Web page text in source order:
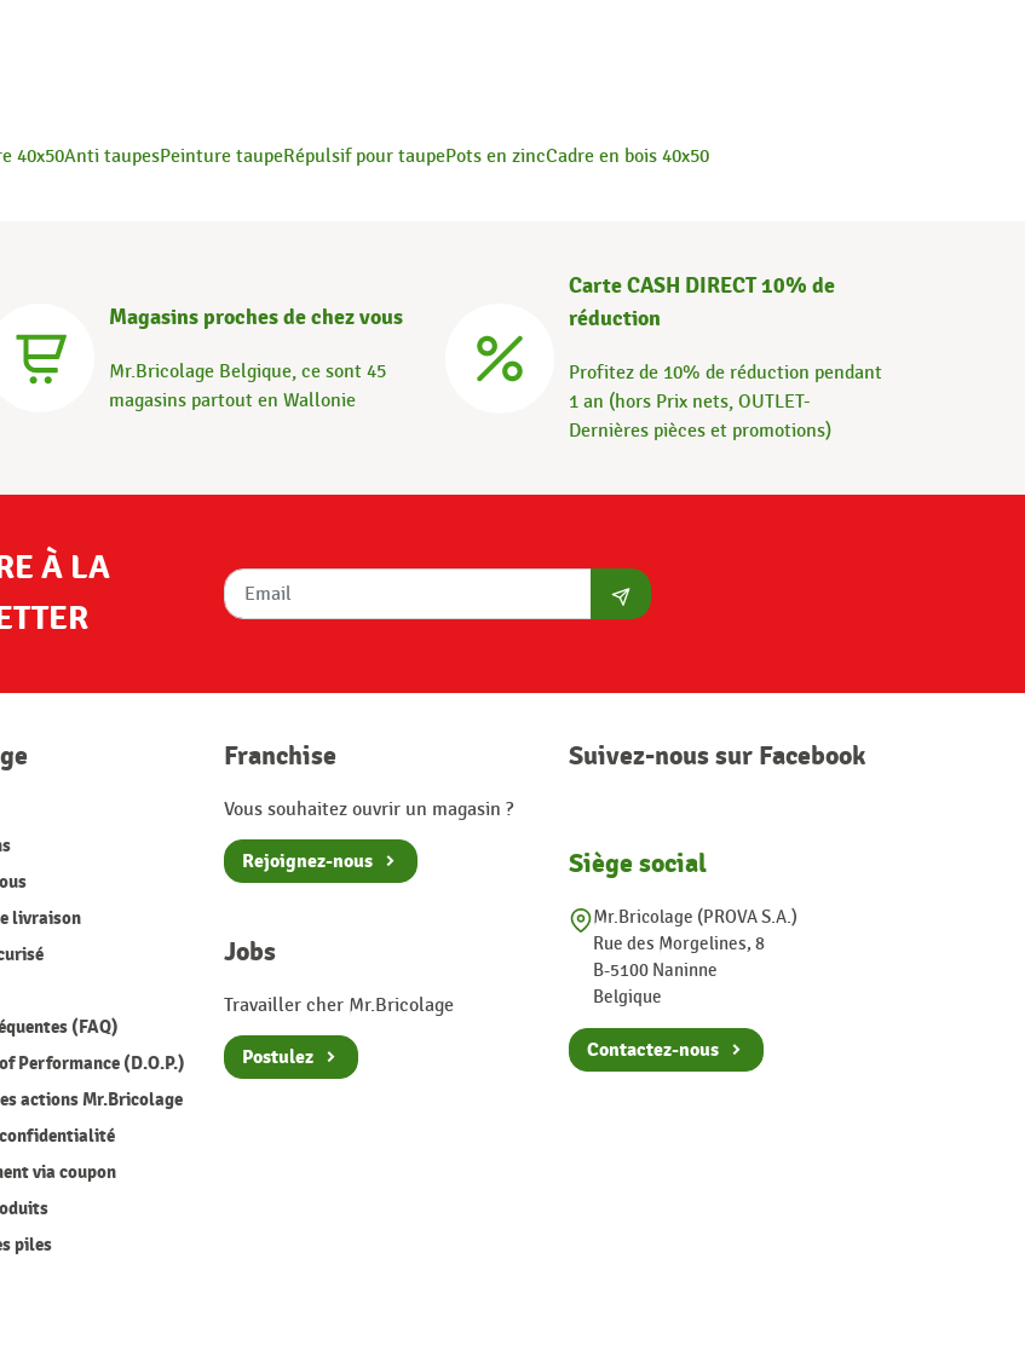
40x50Anti taupesPeinture taupeRépulsif pour taupePots en zincCadre en bois 40x50
Magasins proches de chez vous
Mr.Bricolage Belgique, ce sont 45
magasins partout en Wallonie
Carte CASH DIRECT 10% de
réduction
Profitez de 10% de réduction pendant
1 an (hors Prix nets, OUTLET-
Dernières pièces et promotions)
À LA
S'abonner
livraison
(FAQ)
Performance (D.O.P.)
actions Mr.Bricolage
via coupon
piles
Franchise
Vous souhaitez ouvrir un magasin ?
Rejoignez-nous
Jobs
Travailler cher Mr.Bricolage
Postulez
Suivez-nous sur Facebook
Siège social
Mr.Bricolage (PROVA S.A.)
Rue des Morgelines, 8
B-5100 Naninne
Belgique
Contactez-nous